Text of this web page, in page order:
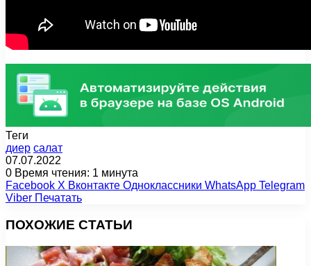
Теги
диер салат
07.07.2022
0 Время чтения: 1 минута
Facebook X Вконтакте Одноклассники WhatsApp Telegram
Viber Печатать
ПОХОЖИЕ СТАТЬИ